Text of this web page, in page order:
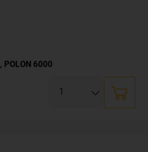
POLON 6000